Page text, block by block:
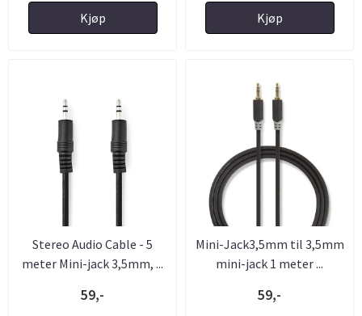
Kjøp Kjøp
Stereo Audio Cable - 5
meter Mini-jack 3,5mm, ...
59,-
Mini-Jack3,5mm til 3,5mm
mini-jack 1 meter ...
59,-